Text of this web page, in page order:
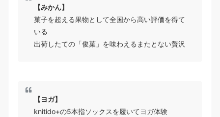
【みかん】
菓子を超える果物として全国から高い評価を得て
いる
出荷したての「俊菓」を味わえるまたとない贅沢
【ヨガ】
knitido+の5本指ソックスを履いてヨガ体験